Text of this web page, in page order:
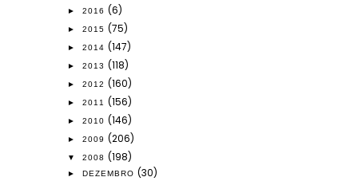
► 2016 (6)
► 2015 (75)
► 2014 (147)
► 2013 (118)
► 2012 (160)
► 2011 (156)
► 2010 (146)
► 2009 (206)
▼ 2008 (198)
► DEZEMBRO (30)